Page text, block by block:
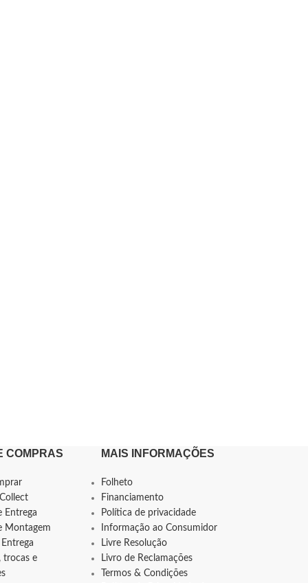
COMPRAS
Entrega
Montagem
trocas e
MAIS INFORMAÇÕES
Folheto
Financiamento
Política de privacidade
Informação ao Consumidor
Livre Resolução
Livro de Reclamações
Termos & Condições